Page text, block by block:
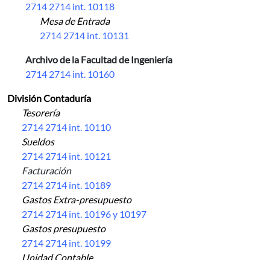
2714 2714 int. 10118
Mesa de Entrada
2714 2714 int. 10131
Archivo de la Facultad de Ingeniería
2714 2714 int. 10160
División Contaduría
Tesorería
2714 2714 int. 10110
Sueldos
2714 2714 int. 10121
Facturación
2714 2714 int. 10189
Gastos Extra-presupuesto
2714 2714 int. 10196 y 10197
Gastos presupuesto
2714 2714 int. 10199
Unidad Contable